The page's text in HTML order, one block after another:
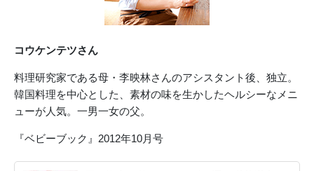
コウケンテツさん
料理研究家である母・李映林さんのアシスタント後、独立。
韓国料理を中心とした、素材の味を生かしたヘルシーなメニ
ューが人気。一男一女の父。
『ベビーブック』2012年10月号